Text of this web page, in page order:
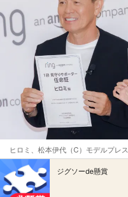
ヒロミ、松本伊代（C）モデルプレス
ジグソーde懸賞